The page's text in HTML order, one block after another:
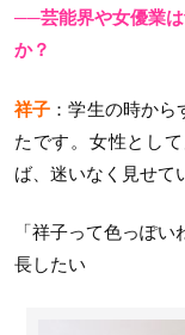
──芸能界や女優業
か？
祥子 ：学生の時か
たです。女性とし
ば、迷いなく見せて
「祥子って色っぽ
長したい